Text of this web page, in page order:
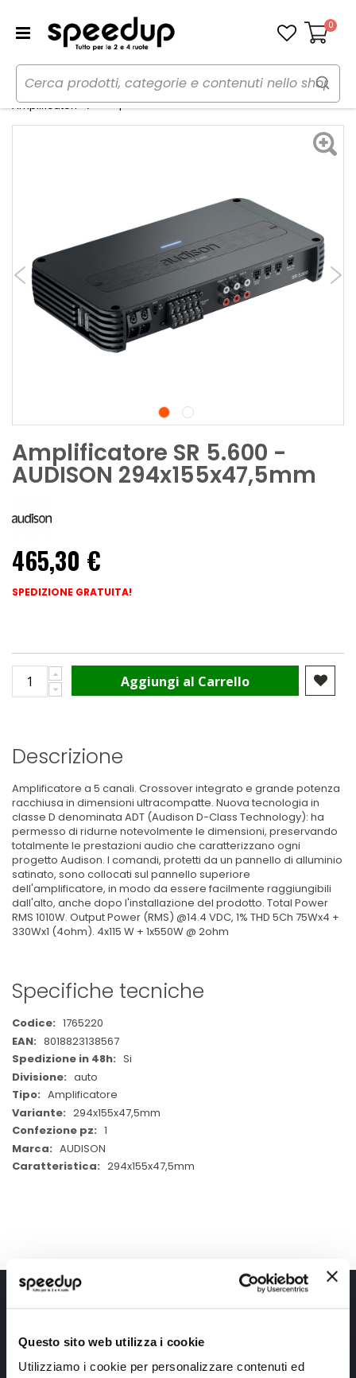
Questo sito web utilizza i cookie
Utilizziamo i cookie per personalizzare contenuti ed
Carrello
0
Home Auto
Audio elettronica mobile
Amplificatori
Amplificatore SR 5.600 - AUDISON
Amplificatore SR 5.600 -
AUDISON 294x155x47,5mm
465,30 €
SPEDIZIONE GRATUITA!
Aggiungi al Carrello
Descrizione
Amplificatore a 5 canali. Crossover integrato e grande potenza
racchiusa in dimensioni ultracompatte. Nuova tecnologia in
classe D denominata ADT (Audison D-Class Technology): ha
permesso di ridurne notevolmente le dimensioni, preservando
totalmente le prestazioni audio che caratterizzano ogni
progetto Audison. I comandi, protetti da un pannello di alluminio
satinato, sono collocati sul pannello superiore
dell'amplificatore, in modo da essere facilmente raggiungibili
dall'alto, anche dopo l'installazione del prodotto. Total Power
RMS 1010W. Output Power (RMS) @14.4 VDC, 1% THD 5Ch 75Wx4 +
330Wx1 (4ohm). 4x115 W + 1x550W @ 2ohm
Specifiche tecniche
Maggiori
Informazioni
1765220
8018823138567
Si
auto
Amplificatore
294x155x47,5mm
1
AUDISON
294x155x47,5mm
Iscriviti alla newsletter Speedup